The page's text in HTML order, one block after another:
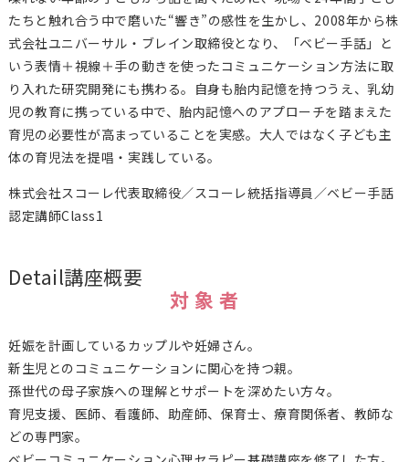
たちと触れ合う中で磨いた“響き”の感性を生かし、2008年から株
式会社ユニバーサル・ブレイン取締役となり、「ベビー手話」と
いう表情＋視線＋手の動きを使ったコミュニケーション方法に取
り入れた研究開発にも携わる。自身も胎内記憶を持つうえ、乳幼
児の教育に携っている中で、胎内記憶へのアプローチを踏まえた
育児の必要性が高まっていることを実感。大人ではなく子ども主
体の育児法を提唱・実践している。
株式会社スコーレ代表取締役／スコーレ統括指導員／ベビー手話
認定講師Class1
Detail講座概要
対 象 者
妊娠を計画しているカップルや妊婦さん。
新生児とのコミュニケーションに関心を持つ親。
孫世代の母子家族への理解とサポートを深めたい方々。
育児支援、医師、看護師、助産師、保育士、療育関係者、教師な
どの専門家。